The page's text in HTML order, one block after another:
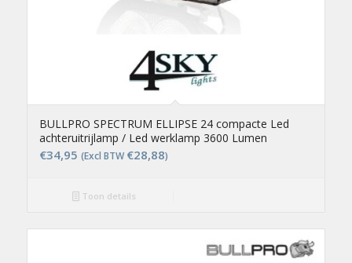
BULLPRO SPECTRUM ELLIPSE 24 compacte Led
achteruitrijlamp / Led werklamp 3600 Lumen
€34,95 (Excl BTW €28,88)
Toon details